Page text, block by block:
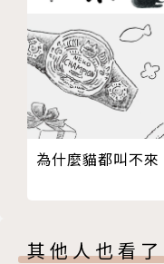
為什麼貓都叫不來
其他人也看了